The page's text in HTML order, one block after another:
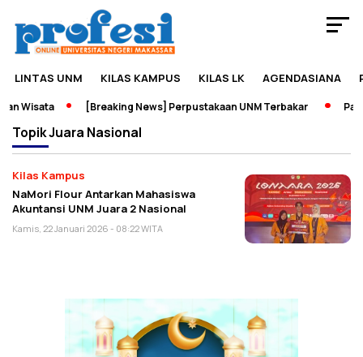
LINTAS UNM KILAS KAMPUS KILAS LK AGENDASIANA
Wisata [Breaking News] Perpustakaan UNM Terbakar
TopikJuara Nasional
Kilas Kampus
NaMori Flour Antarkan Mahasiswa
Akuntansi UNM Juara 2 Nasional
Kamis, 22 Januari 2026 - 08:22 WITA